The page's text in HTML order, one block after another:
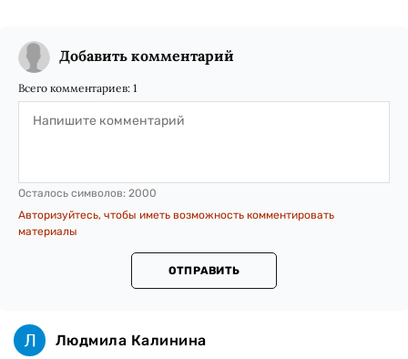
Добавить комментарий
Всего комментариев: 1
Осталось символов: 2000
Авторизуйтесь, чтобы иметь возможность комментировать
материалы
ОТПРАВИТЬ
Людмила Калинина